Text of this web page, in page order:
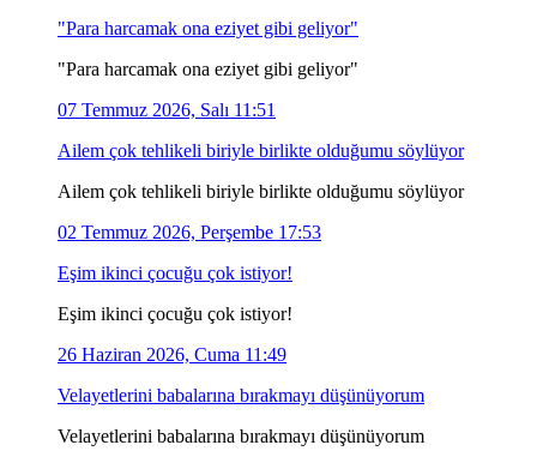
"Para harcamak ona eziyet gibi geliyor"
"Para harcamak ona eziyet gibi geliyor"
07 Temmuz 2026, Salı 11:51
Ailem çok tehlikeli biriyle birlikte olduğumu söylüyor
Ailem çok tehlikeli biriyle birlikte olduğumu söylüyor
02 Temmuz 2026, Perşembe 17:53
Eşim ikinci çocuğu çok istiyor!
Eşim ikinci çocuğu çok istiyor!
26 Haziran 2026, Cuma 11:49
Velayetlerini babalarına bırakmayı düşünüyorum
Velayetlerini babalarına bırakmayı düşünüyorum